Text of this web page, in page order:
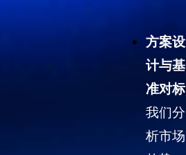
方案设
计与基
准对标
我们分
析市场